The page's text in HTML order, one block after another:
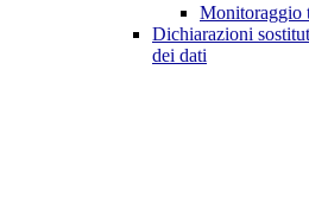
Monitoraggio
Dichiarazioni
dei dati